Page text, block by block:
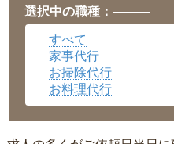
岡山県▼
広島県▼
沖縄県
選択中の職種：———
すべて
家事代行
お掃除代行
お料理代行